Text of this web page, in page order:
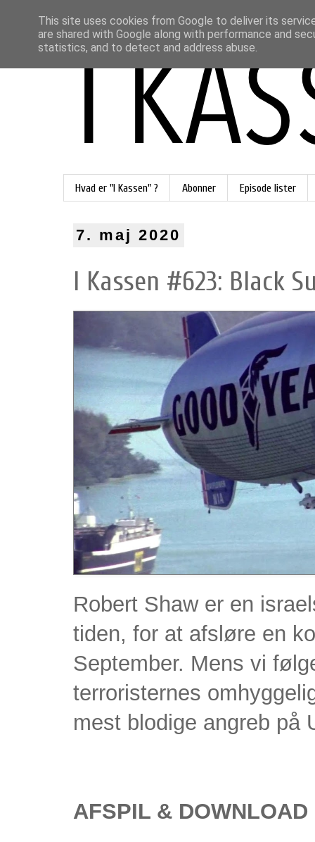
Hvad er "I Kassen" ? Abonner Episode lister
7. maj 2020
I Kassen #623: Black
Robert Shaw er en
tiden, for at afsløre en
September. Mens vi
terroristernes
mest blodige angreb på
AFSPIL & DOWNLOAD
This site uses cookies from Google to deliver its
are shared with Google along with performance and
statistics, and to detect and address abuse.